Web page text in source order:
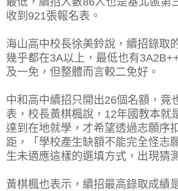
收到921張報名表。
海山高中校長徐美鈴說，續招錄取
幾乎都在3A以上，最低也有
及一免，但整體而言較二免好。
中和高中續招只開出26個名額，竟
表，校長黃棋楓說，12年國教本就
達到在地就學，才希望透過志願序
距，「學校產生缺額不能完全怪志
生未適應這樣的選填方式，出現猜
黃棋楓也表示，續招最高錄取成績